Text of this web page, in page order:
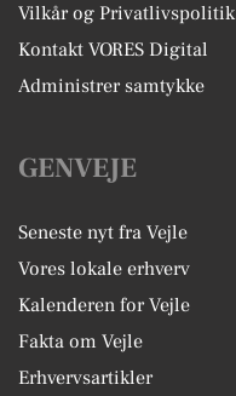
Vilkår og Privatlivspolitik
Kontakt VORES Digital
Administrer samtykke
GENVEJE
Seneste nyt fra Vejle
Vores lokale erhverv
Kalenderen for Vejle
Fakta om Vejle
Erhvervsartikler